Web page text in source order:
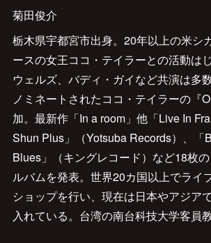
菊田俊介
栃木県宇都宮市出身。20年以上の米シ
ースの女王ココ・テイラーとの活動は
ウェルズ、バディ・ガイなど共演は多
ノミネートされたココ・テイラーの『
加。最新作「In a room」他「Live In
Shun Plus」（Yotsuba Records）、「
Blues」（キングレコード）など18枚
ルバムを発表。世界20カ国以上でライ
ショップを行い、現在は日本やアジア
入れている。台湾の南台科技大学客員教